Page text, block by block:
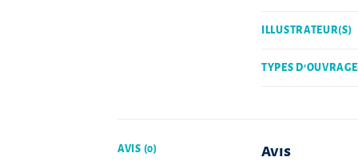
ILLUSTRATEUR(S)
TYPES D'OUVRAGE
AVIS (0) Avis